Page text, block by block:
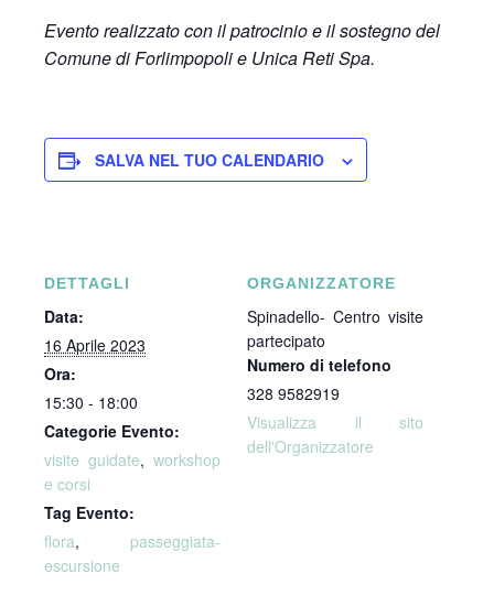
Evento realizzato con il patrocinio e il sostegno del
Comune di Forlimpopoli e Unica Reti Spa.
SALVA NEL TUO CALENDARIO
DETTAGLI
Data:
16 Aprile 2023
Ora:
15:30 - 18:00
Categorie Evento:
visite guidate, workshop
e corsi
Tag Evento:
flora, passeggiata-
escursione
ORGANIZZATORE
Spinadello- Centro visite
partecipato
Numero di telefono
328 9582919
Visualizza il sito
dell'Organizzatore